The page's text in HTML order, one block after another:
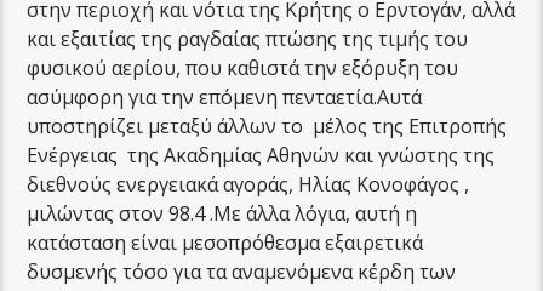
στην περιοχή και νότια της Κρήτης ο Ερντογάν, αλλά
και εξαιτίας της ραγδαίας πτώσης της τιμής του
φυσικού αερίου, που καθιστά την εξόρυξη του
ασύμφορη για την επόμενη πενταετία.Αυτά
υποστηρίζει μεταξύ άλλων το μέλος της Επιτροπής
Ενέργειας της Ακαδημίας Αθηνών και γνώστης της
διεθνούς ενεργειακά αγοράς, Ηλίας Κονοφάγος ,
μιλώντας στον 98.4 .Με άλλα λόγια, αυτή η
κατάσταση είναι μεσοπρόθεσμα εξαιρετικά
δυσμενής τόσο για τα αναμενόμενα κέρδη των